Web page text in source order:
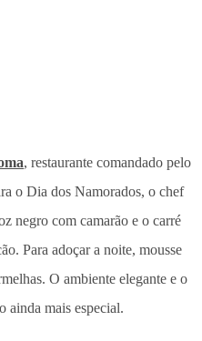
, restaurante comandado pelo
o Dia dos Namorados, o chef
negro com camarão e o carré
Para adoçar a noite, mousse
O ambiente elegante e o
ainda mais especial.